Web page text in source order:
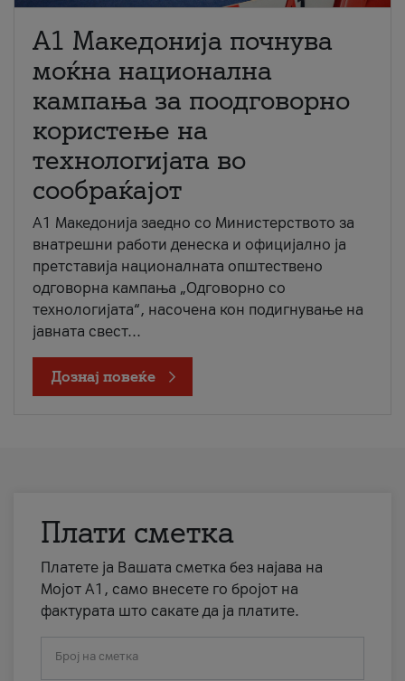
A1 Македонија почнува
моќна национална
кампања за поодговорно
користење на
технологијата во
сообраќајот
A1 Македонија заедно со Министерството за
внатрешни работи денеска и официјално ја
претставија националната општествено
одговорна кампања „Одговорно со
технологијата“, насочена кон подигнување на
јавната свест...
Дознај повеќе
Плати сметка
Платете ја Вашата сметка без најава на
Мојот А1, само внесете го бројот на
фактурата што сакате да ја платите.
Број на сметка